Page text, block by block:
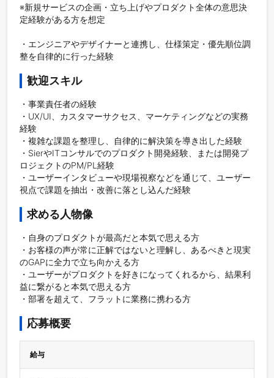
※新規サービスの企画・立ち上げやプロダクト全体の意思決
定経験がある方を想定
・エンジニアやデザイナーと連携し、仕様策定・優先順位調
歓迎スキル
・事業責任者の経験
・UX/UI、カスタマーサクセス、マーケティングなどの実務
経験
・複雑な課題を整理し、自律的に解決策を導き出した経験
・SierやITコンサルでのプロダクト開発経験、または開発プ
ロジェクトのPM/PL経験
・ユーザーインタビューや現場視察などを通じて、ユーザー
求める人物像
・自身のプロダクトが最高だと本気で思える方
・お客様の声が常に正解ではないと理解し、あるべきと現実
のGAPに全力で立ち向かえる方
・ユーザーがプロダクトを好きになってくれるから、結果利
益に繋がると本気で思える方
応募概要
給与